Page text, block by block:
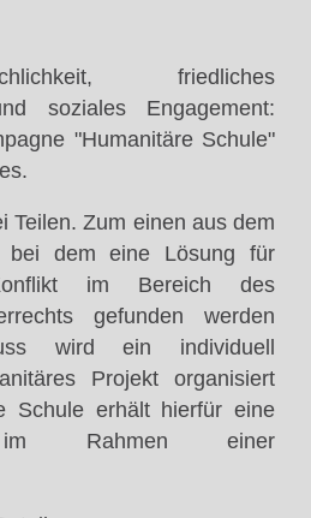
friedliches
soziales Engagement:
"Humanitäre Schule"
Teilen. Zum einen aus dem
bei dem eine Lösung für
im Bereich des
gefunden werden
wird ein individuell
Projekt organisiert
Schule erhält hierfür eine
im Rahmen einer